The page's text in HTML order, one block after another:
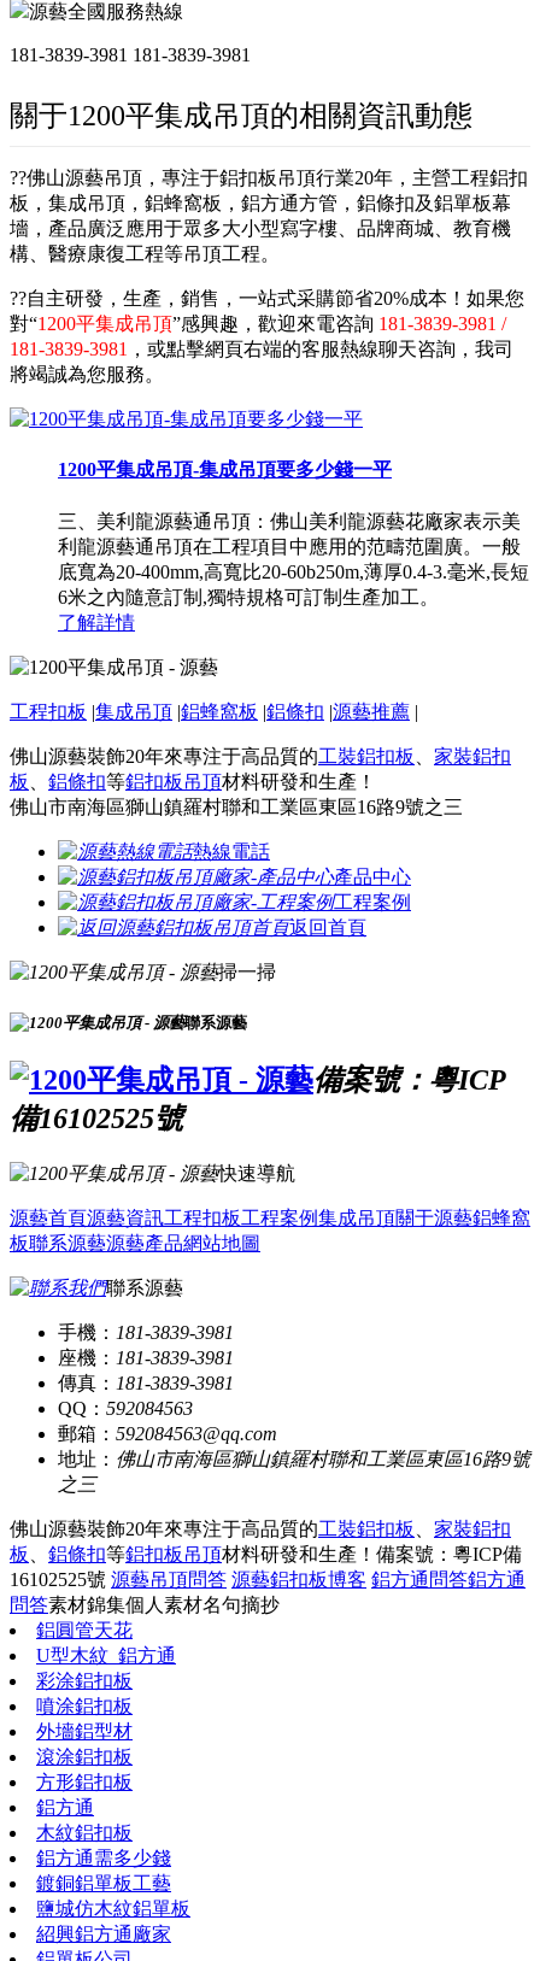
源藝全國服務熱線
181-3839-3981 181-3839-3981
關于1200平集成吊頂的相關資訊動態
??佛山源藝吊頂，專注于鋁扣板吊頂行業20年，主營工程鋁扣
板，集成吊頂，鋁蜂窩板，鋁方通方管，鋁條扣及鋁單板幕
墻，產品廣泛應用于眾多大小型寫字樓、品牌商城、教育機
構、醫療康復工程等吊頂工程。
??自主研發，生產，銷售，一站式采購節省20%成本！如果您
對“1200平集成吊頂”感興趣，歡迎來電咨詢 181-3839-3981 /
181-3839-3981 ，或點擊網頁右端的客服熱線聊天咨詢，我司
將竭誠為您服務。
1200平集成吊頂-集成吊頂要多少錢一平
三、美利龍源藝通吊頂：佛山美利龍源藝花廠家表示美
利龍源藝通吊頂在工程項目中應用的范疇范圍廣。一般
底寬為20-400mm,高寬比20-60b250m,薄厚0.4-3.毫米,長短
6米之內隨意訂制,獨特規格可訂制生產加工。
了解詳情
工程扣板 |集成吊頂 |鋁蜂窩板 |鋁條扣 |源藝推薦 |
佛山源藝裝飾20年來專注于高品質的工裝鋁扣板
家裝鋁扣
板
鋁條扣等鋁扣板吊頂材料研發和生產！
佛山市南海區獅山鎮羅村聯和工業區東區16路9號之三
熱線電話
產品中心
工程案例
返回首頁
掃一掃
聯系源藝
備案號：粵ICP
備16102525號
快速導航
源藝首頁源藝資訊工程扣板工程案例集成吊頂關于源藝鋁蜂窩
板聯系源藝源藝產品網站地圖
聯系源藝
手機： 181-3839-3981
座機： 181-3839-3981
傳真： 181-3839-3981
QQ： 592084563
郵箱： 592084563@qq.com
地址： 佛山市南海區獅山鎮羅村聯和工業區東區16路9號
之三
佛山源藝裝飾20年來專注于高品質的工裝鋁扣板
家裝鋁扣
板
鋁條扣等鋁扣板吊頂材料研發和生產！ 備案號：粵ICP備
16102525號 源藝吊頂問答 源藝鋁扣板博客 鋁方通問答鋁方通
問答素材錦集個人素材名句摘抄
鋁圓管天花
U型木紋_鋁方通
彩涂鋁扣板
噴涂鋁扣板
外墻鋁型材
滾涂鋁扣板
方形鋁扣板
鋁方通
木紋鋁扣板
鋁方通需多少錢
鍍銅鋁單板工藝
鹽城仿木紋鋁單板
紹興鋁方通廠家